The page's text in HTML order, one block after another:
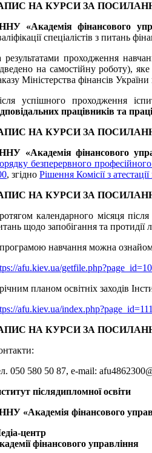
НА КУРСИ ЗА
«Академія фінансового
спеціалістів з питань
результатами проходження
на самостійну роботу),
Міністерства фінансів
успішного проходження
працівників та
НА КУРСИ ЗА
«Академія фінансового
безперервного
, згідно Рішення Комісії з
НА КУРСИ ЗА
календарного місяця
щодо запобігання та
навчання можна
afu.kiev.ua/
планом освітніх заходів
afu.kiev.ua/
НА КУРСИ ЗА
050 580 50 87, е-mail:
післядипломної освіти
«Академія фінансового
центр
фінансового управління